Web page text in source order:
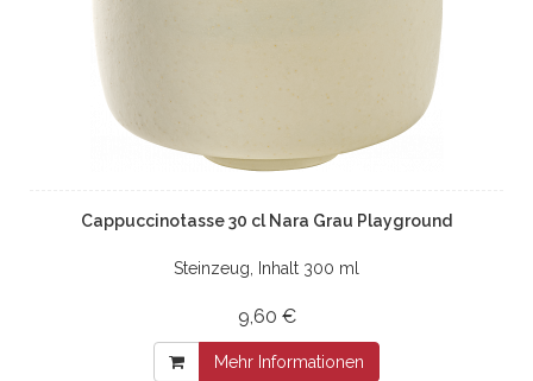
Cappuccinotasse 30 cl Nara Grau Playground
Steinzeug, Inhalt 300 ml
9,60 €
Mehr Informationen